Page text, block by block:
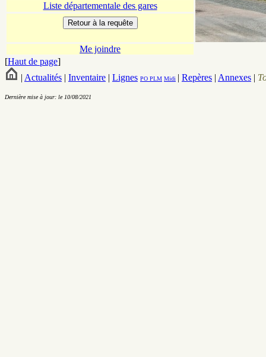
Liste départementale des gares
Me joindre
[Haut de page]
| Actualités | Inventaire | Lignes PO PLM Midi | Repères | Annexes |
Dernière mise à jour: le 10/08/2021